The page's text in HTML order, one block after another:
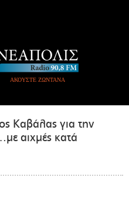
ΑΚΟΥΣΤΕ ΖΩΝΤΑΝΑ
Καβάλας για την
αιχμές κατά